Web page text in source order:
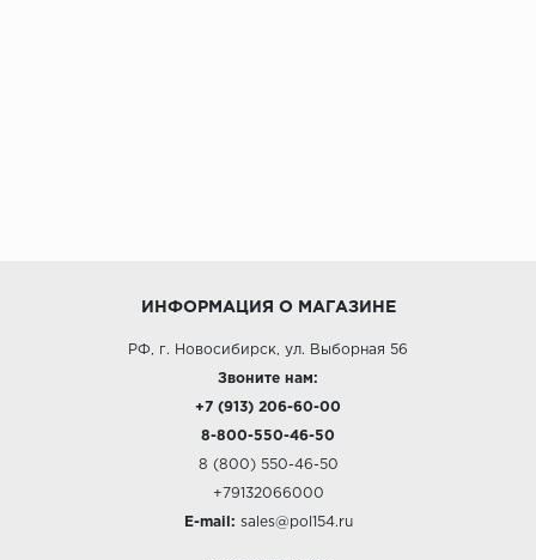
ИНФОРМАЦИЯ О МАГАЗИНЕ
РФ, г. Новосибирск, ул. Выборная 56
Звоните нам:
+7 (913) 206-60-00
8-800-550-46-50
8 (800) 550-46-50
+79132066000
E-mail: sales@pol154.ru